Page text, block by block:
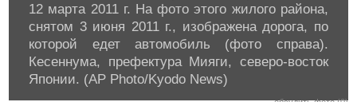
12 марта 2011 г. На фото этого жилого района,
снятом 3 июня 2011 г., изображена дорога, по
которой едет автомобиль (фото справа).
Кесеннума, префектура Мияги, северо-восток
Японии. (AP Photo/Kyodo News)